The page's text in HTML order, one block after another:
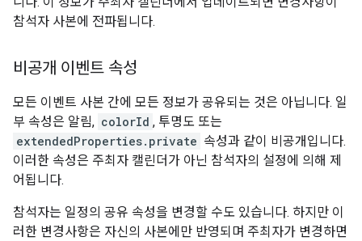
참석자 사본에 전파됩니다.
비공개 이벤트 속성
모든 이벤트 사본 간에 모든 정보가 공유되는 것은 아닙니다. 일
부 속성은 알림, colorId , 투명도 또는
extendedProperties.private 속성과 같이 비공개입니다.
이러한 속성은 주최자 캘린더가 아닌 참석자의 설정에 의해 제
어됩니다.
참석자는 일정의 공유 속성을 변경할 수도 있습니다. 하지만 이
러한 변경사항은 자신의 사본에만 반영되며 주최자가 변경하면